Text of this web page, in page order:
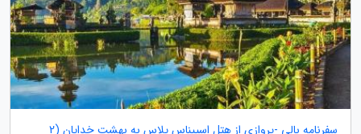
سفرنامه بالی -پروازی از هتل اسپیناس پلاس به بهشت خدایان (2